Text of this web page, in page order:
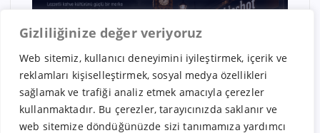
Gizliliğinize değer veriyoruz
Web sitemiz, kullanıcı deneyimini iyileştirmek, içerik ve
reklamları kişiselleştirmek, sosyal medya özellikleri
sağlamak ve trafiği analiz etmek amacıyla çerezler
kullanmaktadır. Bu çerezler, tarayıcınızda saklanır ve
web sitemize döndüğünüzde sizi tanımamıza yardımcı
DANIŞMANLIK GIDA
ALO DİYET – SAĞLAMLIQLI
HƏYATIN YENİ NƏSİL
ÜNVANI